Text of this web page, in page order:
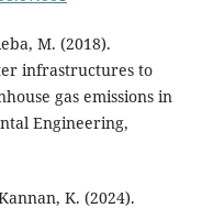
M. (2018).
infrastructures to
gas emissions in
Engineering,
K. (2024).